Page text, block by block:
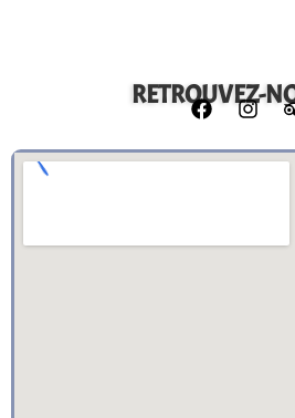
RETROUVEZ-